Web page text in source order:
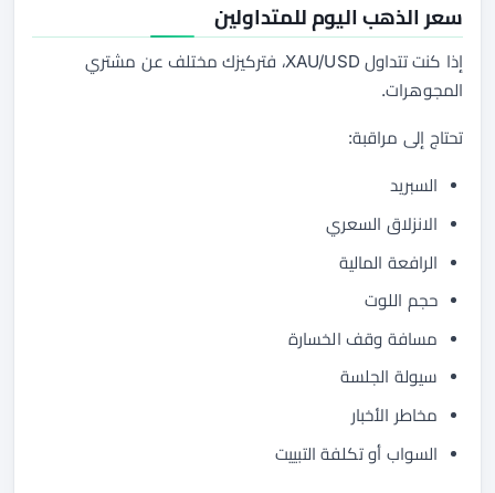
سعر الذهب اليوم للمتداولين
إذا كنت تتداول XAU/USD، فتركيزك مختلف عن مشتري
المجوهرات.
تحتاج إلى مراقبة:
السبريد
الانزلاق السعري
الرافعة المالية
حجم اللوت
مسافة وقف الخسارة
سيولة الجلسة
مخاطر الأخبار
السواب أو تكلفة التبييت